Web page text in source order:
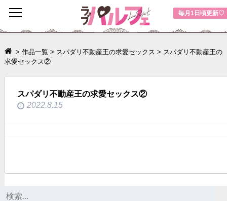
毎月1日頃更新♡
toggle
navigation
> 作品一覧 > スパダリ不動産王の求愛セックス > スパダリ不動産王の
求愛セックス②
スパダリ不動産王の求愛セックス②
2022.8.15